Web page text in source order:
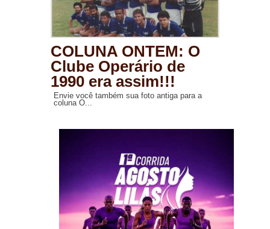
COLUNA ONTEM: O
Clube Operário de
1990 era assim!!!
Envie você também sua foto antiga para a
coluna O...